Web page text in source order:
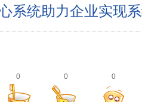
系统助力企业实现
0 0 0